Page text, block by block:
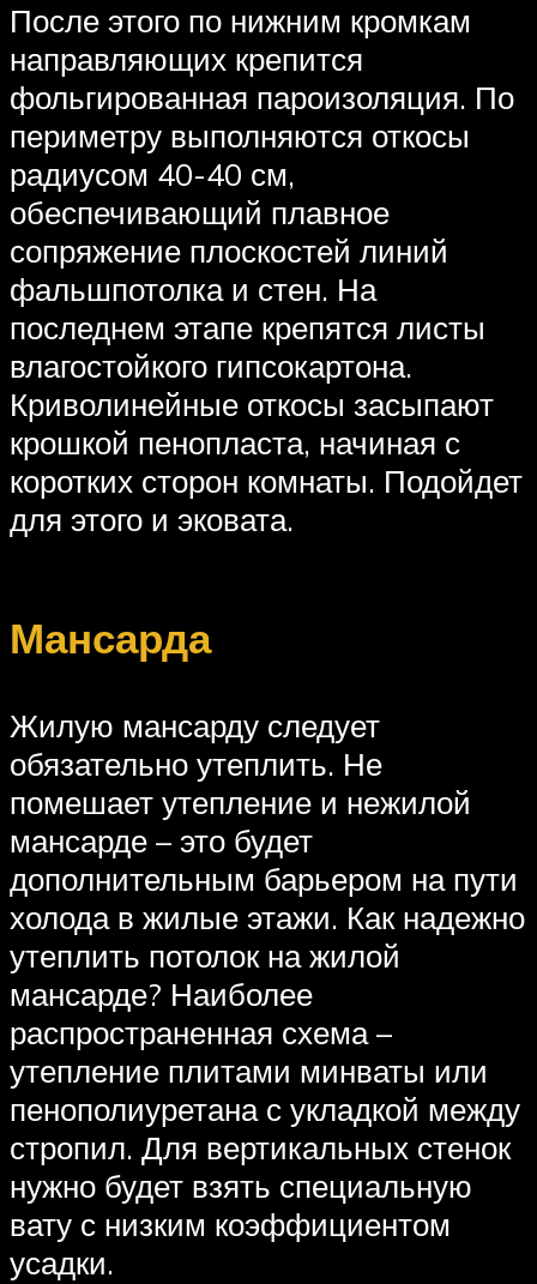
После этого по нижним кромкам
направляющих крепится
фольгированная пароизоляция. По
периметру выполняются откосы
радиусом 40-40 см,
обеспечивающий плавное
сопряжение плоскостей линий
фальшпотолка и стен. На
последнем этапе крепятся листы
влагостойкого гипсокартона.
Криволинейные откосы засыпают
крошкой пенопласта, начиная с
коротких сторон комнаты. Подойдет
для этого и эковата.
Мансарда
Жилую мансарду следует
обязательно утеплить. Не
помешает утепление и нежилой
мансарде – это будет
дополнительным барьером на пути
холода в жилые этажи. Как надежно
утеплить потолок на жилой
мансарде? Наиболее
распространенная схема –
утепление плитами минваты или
пенополиуретана с укладкой между
стропил. Для вертикальных стенок
нужно будет взять специальную
вату с низким коэффициентом
усадки.